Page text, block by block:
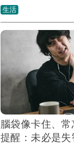
名70多歲女性，患
國內外旅遊史。她
燒、腹瀉等症狀，
醫住院，經檢驗後
案已完成治療並出
單位也持續追蹤接
生活
腦袋像卡住、
提醒：未必是